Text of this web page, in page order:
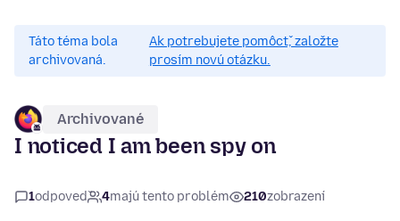
Táto téma bola
archivovaná.
Ak potrebujete pomôcť, založte
prosím novú otázku.
Archivované
I noticed I am been spy on
1odpoveď 4majú tento problém 210zobrazení